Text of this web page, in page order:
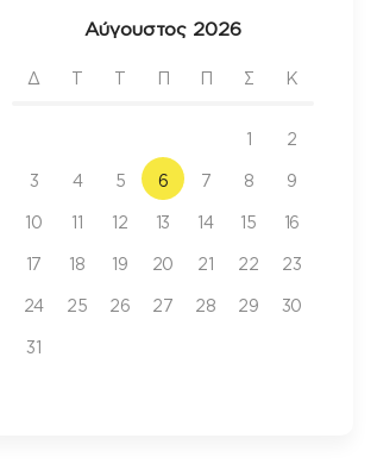
Αύγουστος 2026
Δ Τ Τ Π Π Σ Κ
1 2
3 4 5 6 7 8 9
10 11 12 13 14 15 16
17 18 19 20 21 22 23
24 25 26 27 28 29 30
31